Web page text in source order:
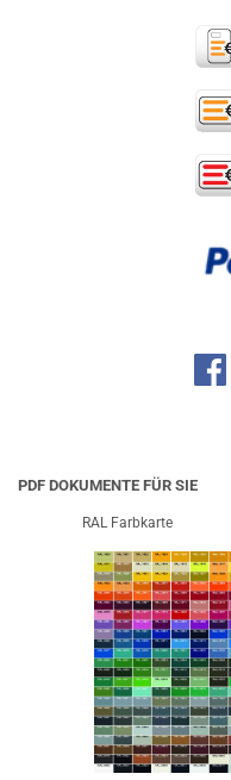
PDF DOKUMENTE FÜR SIE
RAL Farbkarte